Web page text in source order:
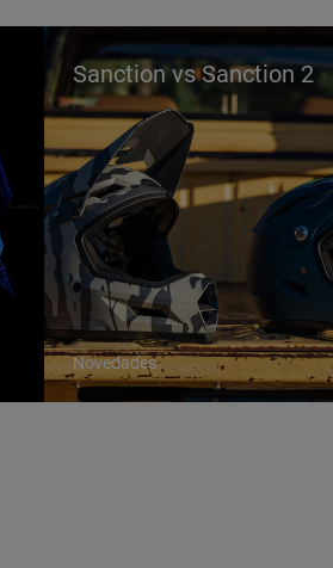
Sanction vs Sanction 2
Novedades